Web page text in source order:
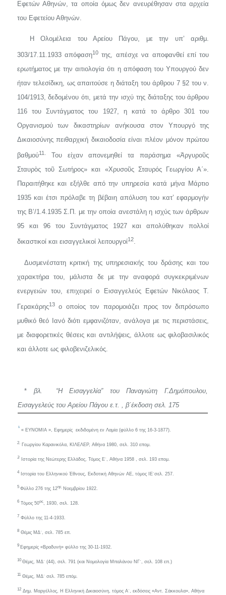
Εφετών Αθηνών, τα οποία όμως δεν ανευρέθησαν στα αρχεία
του Εφετείου Αθηνών.
Η Ολομέλεια του Αρείου Πάγου, με την υπ’ αριθμ.
303/17.11.1933 απόφαση10 της, απέσχε να αποφανθεί επί του
ερωτήματος με την αι­τιολογία ότι η απόφαση του Υπουργού δεν
ήταν τελεσίδικη, ως απαι­τούσε η διάταξη του άρθρου 7 §2 του ν.
104/1913, δεδομένου ότι, μετά την ισχύ της διάταξης του άρθρου
116 του Συντάγματος του 1927, η κατά το άρθρο 301 του
Οργανισμού των δικαστηρίων ανήκουσα στον Υπουργό της
Δικαιοσύνης πειθαρχική δικαιοδοσία είναι πλέον μόνον πρώτου
βαθμού11. Του είχαν απονεμηθεί τα παράσημα «Ἀργυροῦς
Σταυρὸς τοῦ Σωτήρος» και «Χρυσοῦς Σταυρός Γεωργίου Α΄».
Παραι­τήθηκε και εξήλθε από την υπηρεσία κατά μήνα Μάρτιο
1935 και έτσι πρόλαβε τη βέβαιη απόλυση του κατ’ εφαρμογήν
της Β’/1.4.1935 Σ.Π. με την οποία ανεστάλη η ισχύς των άρθρων
95 και 96 του Συντάγματος 1927 και απολύθηκαν πολλοί
δικαστικοί και εισαγγελικοί λειτουργοί12.
Δυσμενέστατη κριτική της υπηρεσιακής του δράσης και του
χαρα­κτήρα του, μάλιστα δε με την αναφορά συγκεκριμένων
ενεργειών του, επιχειρεί ο Εισαγγελεύς Εφετών Νικόλαος Τ.
Γερακάρης13ο οποίος τον παρομοιάζει προς τον διπρόσωπο
μυθικό θεό Ιανό διότι εμφανιζό­ταν, ανάλογα με τις περιστάσεις,
με διαφορετικές θέσεις και αντιλή­ψεις, άλλοτε ως φιλοβασιλικός
και άλλοτε ως φιλοβενιζελικός.
* βλ. “Η Εισαγγελία” του Παναγιώτη Γ.Δημόπουλου,
Εισαγγελεύς του Αρείου Πάγου ε.τ. , β΄έκδοση σελ. 175
1
« ΕΥΝΟΜΙΑ », Εφημερίς εκδιδομένη εν Λαμία (φύλλο 6 της 16-3-1877).
2.Γεωργίου Καρανικόλα, ΚΙΛΕΛΕΡ, Αθήνα 1980, σελ. 310 επομ.
3 Ιστορία της Νεώτερης Ελλάδος, Τόμος Ε΄, Αθήνα 1958 , σελ. 193 επομ.
4Ιστορία του Ελληνικού Έθνους, Εκδοτική Αθηνών ΑΕ, τόμος ΙΕ΄σελ. 257.
5 Φύλλο 276 της 12ηςΝοεμβρίου 1922.
6Τόμος 50ος, 1930, σελ. 128.
7 Φύλλο της 11-4-1933.
8Θέμις ΜΔ΄, σελ. 785 επ.
9 Εφημερίς «Βραδυνή» φύλλο της 30-11-1932.
10 Θέμις, ΜΔ΄ (44), σελ. 791 (και Νομολογία Μπαλάνου ΝΓ΄, σελ. 108 επ.)
11Θέμις, ΜΔ΄ σελ. 785 επόμ.
12Δημ. Μαργέλλος, Η Ελληνική Δικαιοσύνη, τόμος Α΄, εκδόσεις «Αντ. Σάκκουλα», Αθήνα